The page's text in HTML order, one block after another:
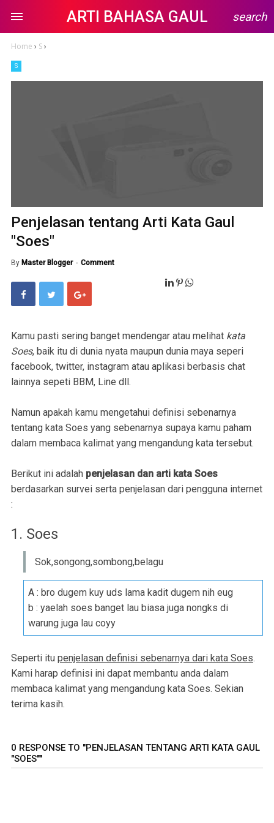
ARTI BAHASA GAUL search
Home › S›
S
Penjelasan tentang Arti Kata Gaul
"Soes"
By Master Blogger Comment
Kamu pasti sering banget mendengar atau melihat kata
Soes, baik itu di dunia nyata maupun dunia maya seperi
facebook, twitter, instagram atau aplikasi berbasis chat
lainnya sepeti BBM, Line dll.
Namun apakah kamu mengetahui definisi sebenarnya
tentang kata Soes yang sebenarnya supaya kamu paham
dalam membaca kalimat yang mengandung kata tersebut.
Berikut ini adalah penjelasan dan arti kata Soes
berdasarkan survei serta penjelasan dari pengguna internet
:
1. Soes
Sok,songong,sombong,belagu
A : bro dugem kuy uds lama kadit dugem nih eug
b : yaelah soes banget lau biasa juga nongks di
warung juga lau coyy
Seperti itu penjelasan definisi sebenarnya dari kata Soes.
Kami harap definisi ini dapat membantu anda dalam
membaca kalimat yang mengandung kata Soes. Sekian
terima kasih.
0 RESPONSE TO "PENJELASAN TENTANG ARTI KATA GAUL
"SOES""